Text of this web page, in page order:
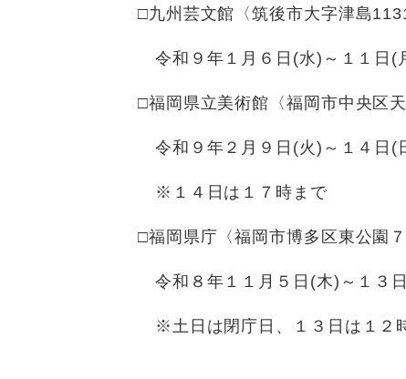
□九州芸文館〈筑後市大字津島
令和９年１月６日(水)～１１日(
□福岡県立美術館〈福岡市中央区天
令和９年２月９日(火)～１４日(
※１４日は１７時まで
□福岡県庁〈福岡市博多区東公園
令和８年１１月５日(木)～１３日
※土日は閉庁日、１３日は１２